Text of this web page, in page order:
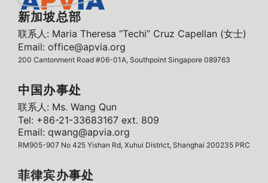
新加坡总部
联系人: Maria Theresa “Techi” Cruz Capellan (女士)
Email: office@apvia.org
200 Cantonment Road #06-01A, Southpoint Singapore 089763
中国办事处
联系人: Ms. Wang Qun
Tel: +86-21-33683167 ext. 809
Email: qwang@apvia.org
RM905-907 No 425 Yishan Rd, Xuhui District, Shanghai 200235 PRC
菲律宾办事处